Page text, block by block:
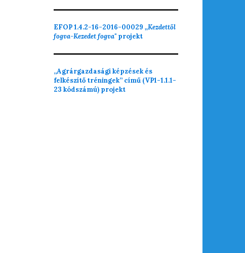
EFOP 1.4.2-16-2016-00029 ,,Kezdettől
fogva-Kezedet fogva" projekt
„Agrárgazdasági képzések és
felkészítő tréningek” című (VP1-1.1.1-
23 kódszámú) projekt